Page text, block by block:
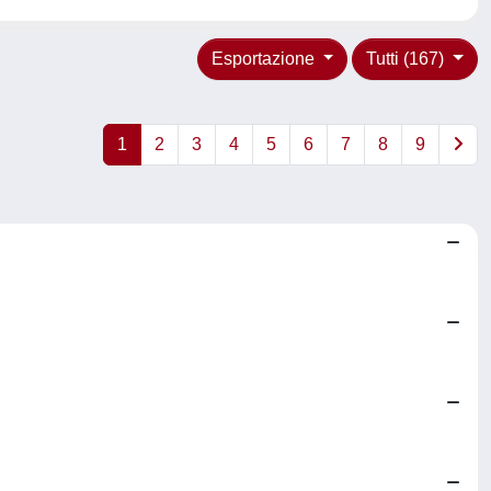
Tutti (167)
Esportazione
1 2 3 4 5 6 7 8 9